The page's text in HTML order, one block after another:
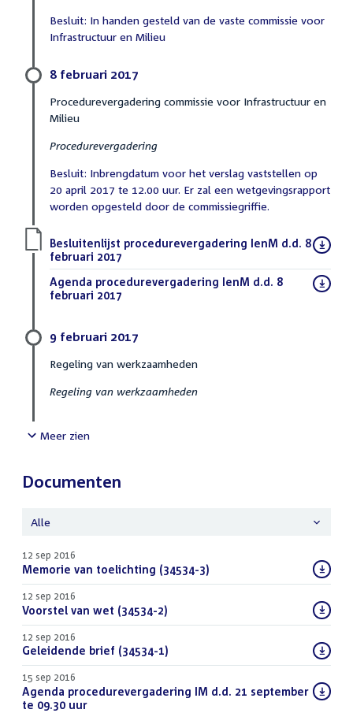
Besluit: In handen gesteld van de vaste commissie voor
Infrastructuur en Milieu
8 februari 2017
Procedurevergadering commissie voor Infrastructuur en
Milieu
Procedurevergadering
Besluit: Inbrengdatum voor het verslag vaststellen op
20 april 2017 te 12.00 uur. Er zal een wetgevingsrapport
worden opgesteld door de commissiegriffie.
Download
bestand:
Besluitenlijst procedurevergadering IenM d.d. 8
februari 2017
Download
bestand:
Agenda procedurevergadering IenM d.d. 8
februari 2017
9 februari 2017
Regeling van werkzaamheden
Regeling van werkzaamheden
Meer zien
Documenten
Alle
12 sep 2016
Download
bestand:
Memorie van toelichting (34534-3)
12 sep 2016
Download
bestand:
Voorstel van wet (34534-2)
12 sep 2016
Download
bestand:
Geleidende brief (34534-1)
15 sep 2016
Download
bestand:
Agenda procedurevergadering IM d.d. 21 september
te 09.30 uur